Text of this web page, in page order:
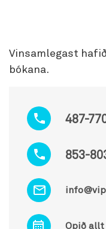
487-
853-
Opið allt
Vinsamlegast
bókana.